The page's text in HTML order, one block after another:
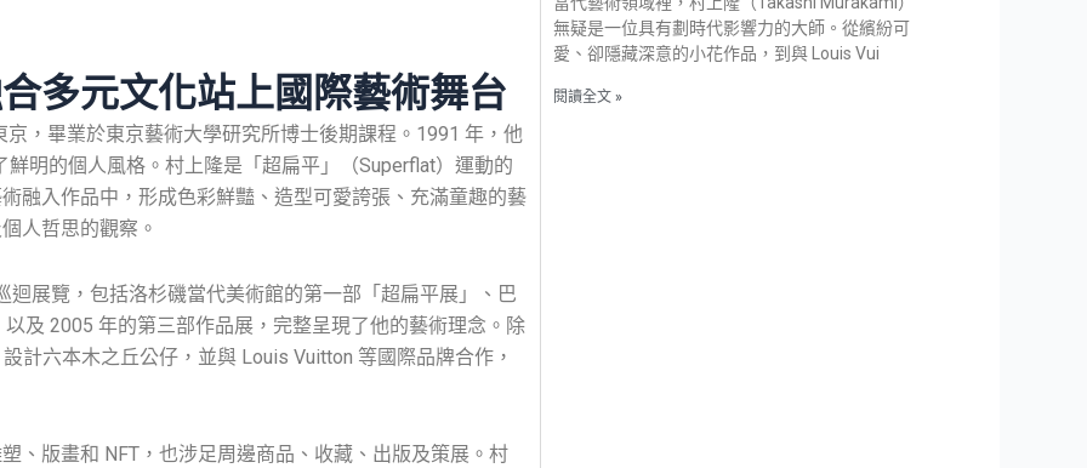
多元文化站上國際藝術舞台
，畢業於東京藝術大學研究所博士後期課程。1991 年，他
鮮明的個人風格。村上隆是「超扁平」（Superflat）運動的
融入作品中，形成色彩鮮豔、造型可愛誇張、充滿童趣的藝
人哲思的觀察。
展覽，包括洛杉磯當代美術館的第一部「超扁平展」、巴
及 2005 年的第三部作品展，完整呈現了他的藝術理念。除
計六本木之丘公仔，並與 Louis Vuitton 等國際品牌合作，
、版畫和 NFT，也涉足周邊商品、收藏、出版及策展。村
無疑是一位具有劃時代影響力的大師。從繽紛可
愛、卻隱藏深意的小花作品，到與 Louis Vui
閱讀全文 »